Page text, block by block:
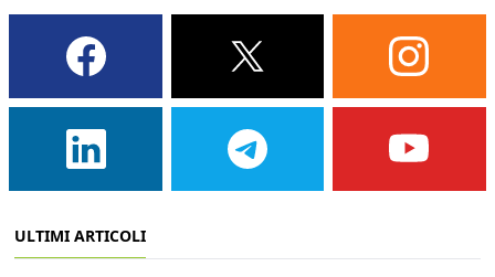
ULTIMI ARTICOLI